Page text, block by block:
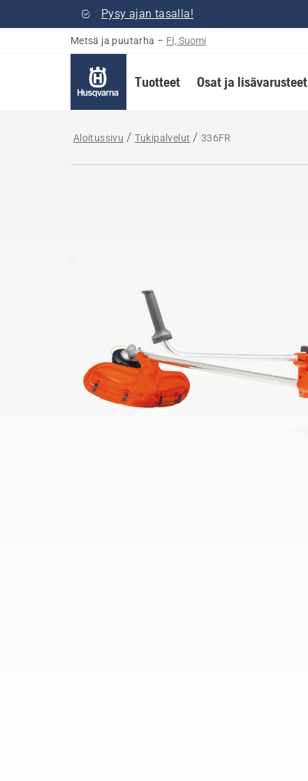
Pysy ajan tasalla!
Metsä ja puutarha – FI, Suomi
Tuotteet Osat ja lisävarusteet
Aloitussivu Tukipalvelut 336FR